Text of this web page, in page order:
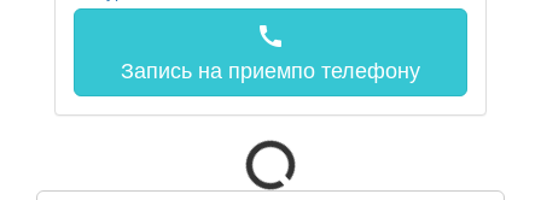
call
Запись на приемпо телефону